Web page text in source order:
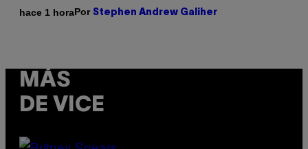
hace 1 horaPor Stephen Andrew Galiher
MÁS
DE VICE